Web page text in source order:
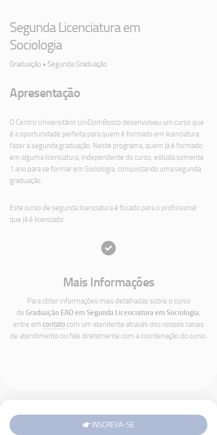
Segunda Licenciatura em
Sociologia
Graduação • Segunda Graduação
Apresentação
O Centro Universitário UniDomBosco desenvolveu um curso que
é a oportunidade perfeita para quem é formado em licenciatura
fazer a segunda graduação. Neste programa, quem já é formado
em alguma licenciatura, independente do curso, estuda somente
1 ano para se formar em Sociologia, conquistando uma segunda
graduação.
Este curso de segunda licenciatura é focado para o profissional
que já é licenciado.
Mais Informações
Para obter informações mais detalhadas sobre o curso
de Graduação EAD em Segunda Licenciatura em Sociologia,
entre em contato com um atendente através dos nossos canais
de atendimento ou fale diretamente com a coordenação do curso.
INSCREVA-SE